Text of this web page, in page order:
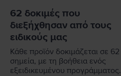
62 δοκιμές που
διεξήχθησαν από τους
ειδικούς μας
Κάθε προϊόν δοκιμάζεται σε 62
σημεία, με τη βοήθεια ενός
εξειδικευμένου προγράμματος.